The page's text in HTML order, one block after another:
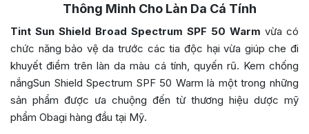
Thông Minh Cho Làn Da Cá Tính
Tint Sun Shield Broad Spectrum SPF 50 Warm vừa có
chức năng bảo vệ da trước các tia độc hại vừa giúp che đi
khuyết điểm trên làn da màu cá tính, quyến rũ. Kem chống
nắngSun Shield Spectrum SPF 50 Warm là một trong những
sản phẩm được ưa chuộng đến từ thương hiệu dược mỹ
phẩm Obagi hàng đầu tại Mỹ.